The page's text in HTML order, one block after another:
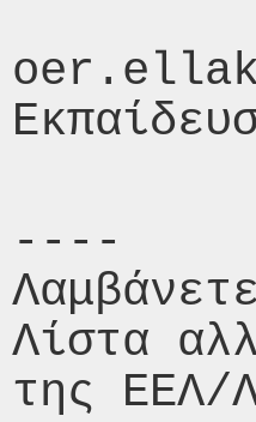
----
Λίστα
της ΕΕΛ/